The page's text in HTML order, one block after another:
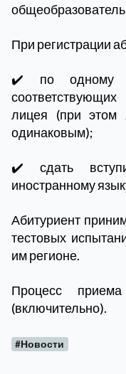
При регистрации
✔️ по одному
соответствующих
лицея (при этом
одинаковым);
✔️ сдать
иностранному
Абитуриент
тестовых
им регионе.
Процесс
(включительно).
#Новости